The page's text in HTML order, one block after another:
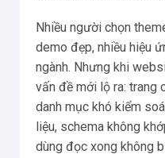
Nhiều người chọn
demo đẹp, nhiều hiệu
ngành. Nhưng khi
vấn đề mới lộ ra: trang
danh mục khó kiểm
liệu, schema không
dùng đọc xong không